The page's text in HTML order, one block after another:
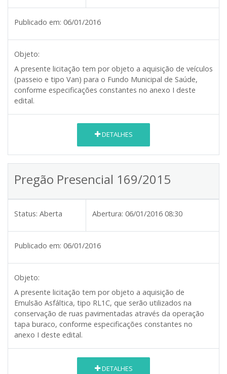
Publicado em: 06/01/2016
Objeto:
A presente licitação tem por objeto a aquisição de veículos
(passeio e tipo Van) para o Fundo Municipal de Saúde,
conforme especificações constantes no anexo I deste
edital.
DETALHES
Pregão Presencial 169/2015
Status: Aberta Abertura: 06/01/2016 08:30
Publicado em: 06/01/2016
Objeto:
A presente licitação tem por objeto a aquisição de
Emulsão Asfáltica, tipo RL1C, que serão utilizados na
conservação de ruas pavimentadas através da operação
tapa buraco, conforme especificações constantes no
anexo I deste edital.
DETALHES